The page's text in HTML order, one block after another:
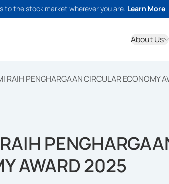
to the stock market wherever you are. Learn More
About Us
RAIH PENGHARGAAN CIRCULAR ECONOMY
AWARD 2025